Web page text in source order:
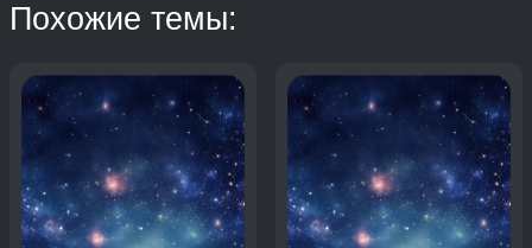
Похожие темы: